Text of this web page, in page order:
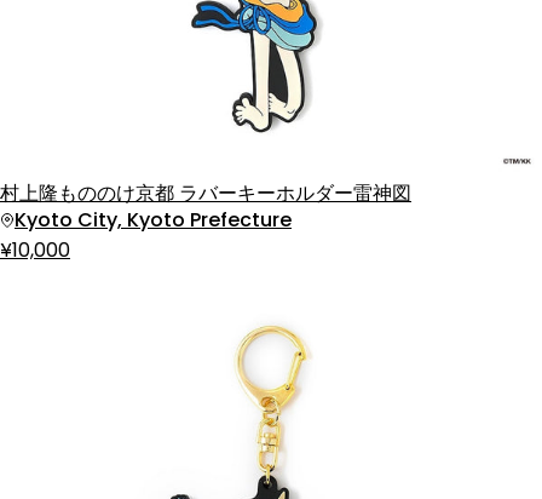
村上隆もののけ京都 ラバーキーホルダー雷神図
Kyoto City, Kyoto Prefecture
¥10,000